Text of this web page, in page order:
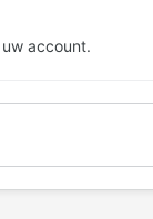
account.